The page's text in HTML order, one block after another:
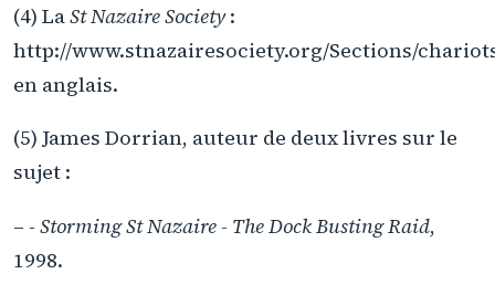
(4) LaSt Nazaire Society:
http://www.stnazairesociety.org/Sections/
en anglais.
(5) James Dorrian, auteur de deux livres sur le
sujet :
– - Storming St Nazaire - The Dock Busting Raid,
1998.